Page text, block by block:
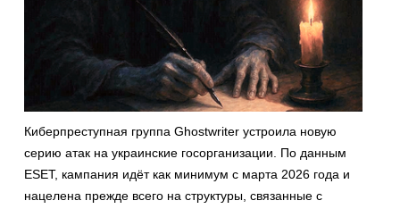
Киберпреступная группа Ghostwriter устроила новую
серию атак на украинские госорганизации. По данным
ESET, кампания идёт как минимум с марта 2026 года и
нацелена прежде всего на структуры, связанные с